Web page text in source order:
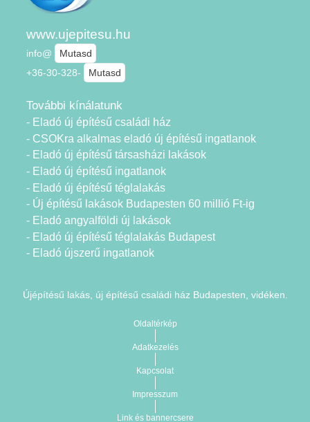
www.ujepitesu.hu
info@
Mutasd
+36-30-328-
Mutasd
További kínálatunk
- Eladó új építésű családi ház
- CSOKra alkalmas eladó új építésű ingatlanok
- Eladó új építésű társasházi lakások
- Eladó új építésű ingatlanok
- Eladó új építésű téglalakás
- Új építésű lakások Budapesten 60 millió Ft-ig
- Eladó angyalföldi új lakások
- Eladó új építésű téglalakás Budapest
- Eladó újszerű ingatlanok
Újépítésű lakás, új építésű családi ház Budapesten, vidéken.
Oldaltérkép
Adatkezelés
Kapcsolat
Impresszum
Link és bannercsere